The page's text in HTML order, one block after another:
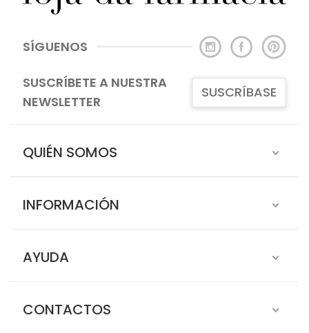
SÍGUENOS
SUSCRÍBETE A NUESTRA
NEWSLETTER
SUSCRÍBASE
QUIÉN SOMOS
INFORMACIÓN
AYUDA
CONTACTOS